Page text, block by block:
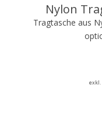
Nylon
Tragtasche aus
exkl.